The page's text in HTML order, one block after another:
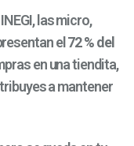
las micro,
el72 % del
en una tiendita,
a mantener